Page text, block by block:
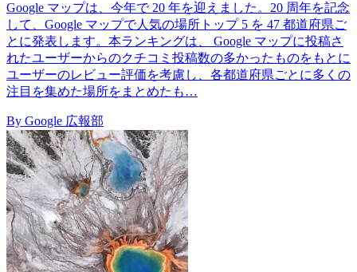
Google マップは、今年で 20 年を迎えました。20 周年を記念
して、Google マップで人気の場所トップ 5 を 47 都道府県ご
とに発表します。本ランキングは、 Google マップに投稿さ
れたユーザーからのクチコミ投稿数の多かったものをもとに
ユーザーのレビュー評価を考慮し、各都道府県ごとに多くの
注目を集めた場所をまとめたも…
By Google 広報部